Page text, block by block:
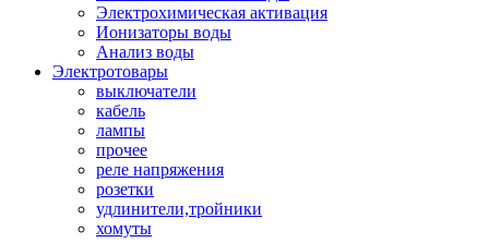
Электрохимическая активация
Ионизаторы воды
Анализ воды
Электротовары
выключатели
кабель
лампы
прочее
реле напряжения
розетки
удлинители,тройники
хомуты